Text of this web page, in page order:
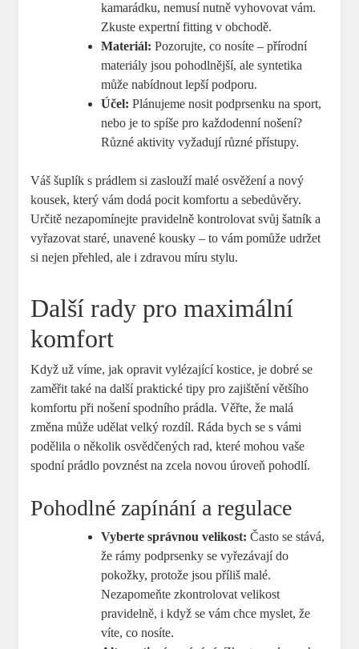
kamarádku, nemusí nutně vyhovovat vám.
Zkuste expertní fitting v obchodě.
Materiál: Pozorujte, co nosíte – přírodní
materiály jsou pohodlnější, ale syntetika
může nabídnout lepší podporu.
Účel: Plánujeme nosit podprsenku na sport,
nebo je to spíše pro každodenní nošení?
Různé aktivity vyžadují různé přístupy.
Váš šuplík s prádlem si zaslouží malé osvěžení a nový
kousek, který vám dodá pocit komfortu a sebedůvěry.
Určitě nezapomínejte pravidelně kontrolovat svůj šatník a
vyřazovat staré, unavené kousky – to vám pomůže udržet
si nejen přehled, ale i zdravou míru stylu.
Další rady pro maximální
komfort
Když už víme, jak opravit vylézající kostice, je dobré se
zaměřit také na další praktické tipy pro zajištění většího
komfortu při nošení spodního prádla. Věřte, že malá
změna může udělat velký rozdíl. Ráda bych se s vámi
podělila o několik osvědčených rad, které mohou vaše
spodní prádlo povznést na zcela novou úroveň pohodlí.
Pohodlné zapínání a regulace
Vyberte správnou velikost: Často se stává,
že rámy podprsenky se vyřezávají do
pokožky, protože jsou příliš malé.
Nezapomeňte zkontrolovat velikost
pravidelně, i když se vám chce myslet, že
víte, co nosíte.